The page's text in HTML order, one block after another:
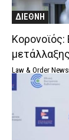
ΔΙΕΘΝΗ
Law & Order